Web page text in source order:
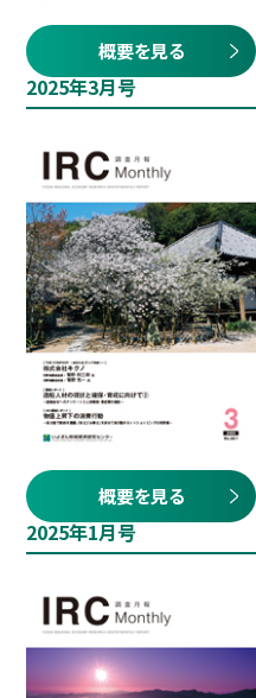
概要を見る
2025年3月号
概要を見る
2025年1月号